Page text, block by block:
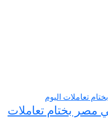
مصر بختام تعاملات